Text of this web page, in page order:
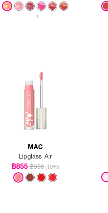
+1
MAC
Lipglass Air
฿855฿950 (10%)